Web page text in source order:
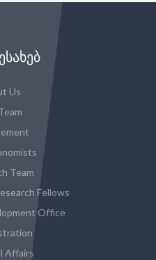
Us
Team
Fellows
Office
Affairs